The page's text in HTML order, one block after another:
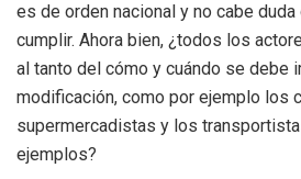
es de orden nacional y no cabe
cumplir. Ahora bien, ¿todos los
al tanto del cómo y cuándo se debe
modificación, como por ejemplo los
supermercadistas y los
ejemplos?